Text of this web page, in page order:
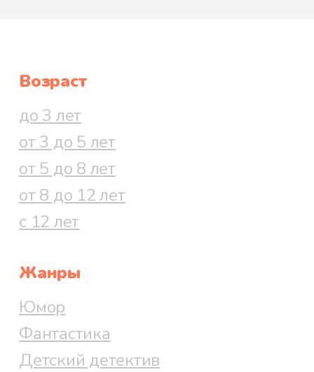
Возраст
до 3 лет
от 3 до 5 лет
от 5 до 8 лет
от 8 до 12 лет
с 12 лет
Жанры
Юмор
Фантастика
Детский детектив